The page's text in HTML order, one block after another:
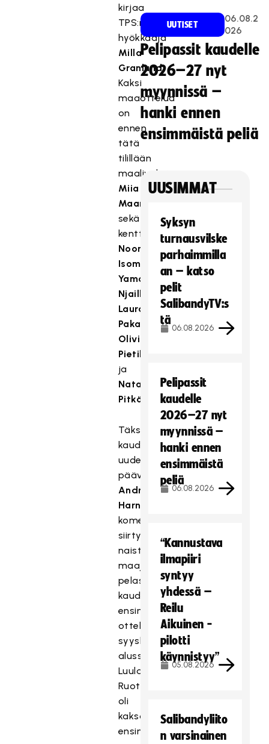
kirjaa
TPS:n
hyökkääjä
Milla
Granlund.
Kaksi
maaottelua
on
ennen
tätä
tilillään
maalivahti
Miia
Maarasella
sekä
kenttäpelaajista
Noora
Isomäellä
Yamou
Njailla
Laura
Pakarisella,
Olivia
Pietilällä
ja
Natalia
Pitkäkankaalla.
Täksi
kaudeksi
uuden
päävalmentajan
Andreas
Harneskin
komentoon
siirtynyt
naisten
maajoukkueemme
pelasi
kauden
ensimmäiset
ottelunsa
syyskuun
alussa
Luulajassa.
Ruotsi
oli
kaksoismaaottelun
ensimmäisessä
UUTISET
06.08.2
026
Pelipassit kaudelle
2026–27 nyt
myynnissä –
hanki ennen
ensimmäistä peliä
UUSIMMAT
Syksyn
turnausvilske
parhaimmilla
an – katso
pelit
SalibandyTV:s
tä
06.08.2026
Pelipassit
kaudelle
2026–27 nyt
myynnissä –
hanki ennen
ensimmäistä
peliä
06.08.2026
“Kannustava
ilmapiiri
syntyy
yhdessä –
Reilu
Aikuinen -
pilotti
käynnistyy”
05.08.2026
Salibandyliito
n varsinainen